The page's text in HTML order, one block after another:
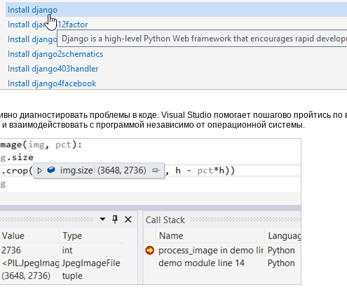
диагностировать проблемы в коде. Visual Studio помогает пошагово пройтись по
взаимодействовать с программой независимо от операционной системы.